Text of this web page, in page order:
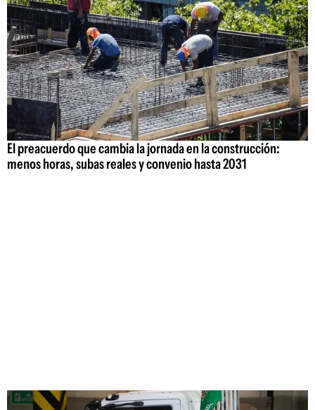
El preacuerdo que cambia la jornada en la construcción:
menos horas, subas reales y convenio hasta 2031